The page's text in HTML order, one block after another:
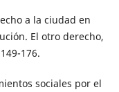
a la ciudad en
El otro derecho,
176.
sociales por el